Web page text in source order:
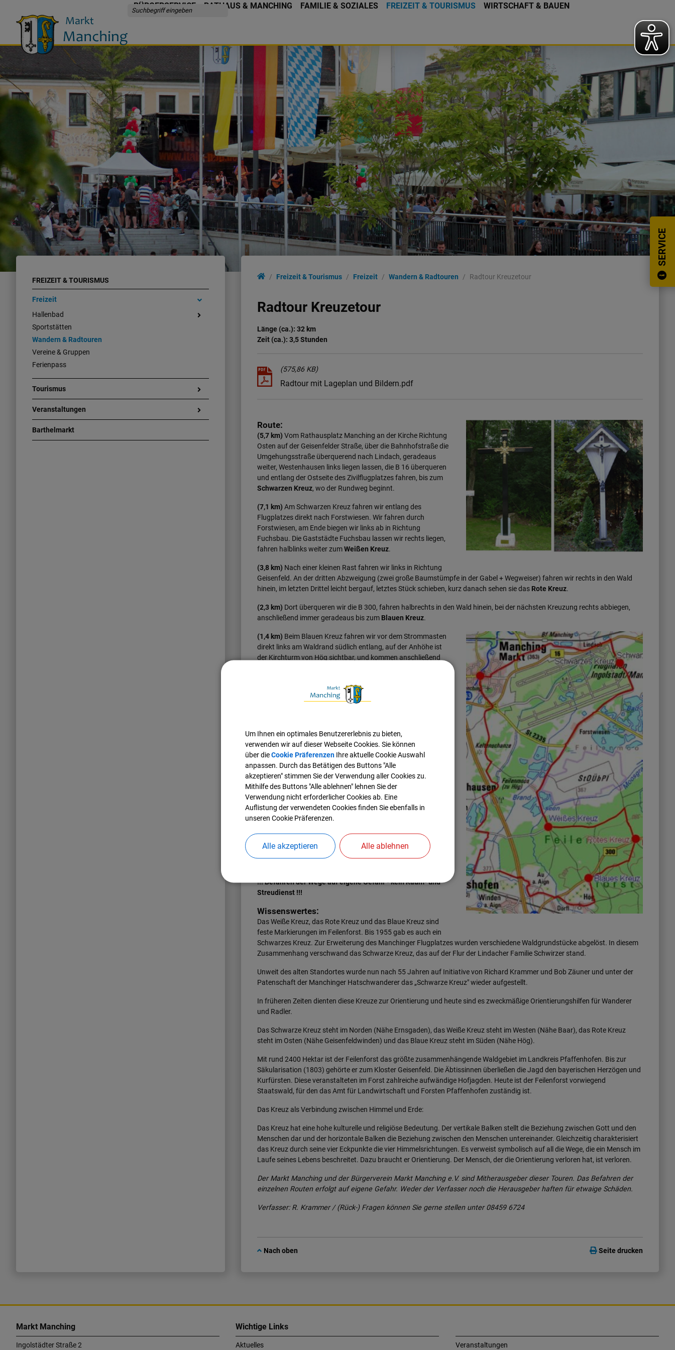
BÜRGERSERVICE RATHAUS & MANCHING FAMILIE & SOZIALES FREIZEIT & TOURISMUS WIRTSCHAFT & BAUEN
SERVICE
FREIZEIT & TOURISMUS
Freizeit
Hallenbad
Sportstätten
Wandern & Radtouren
Vereine & Gruppen
Ferienpass
Tourismus
Veranstaltungen
Barthelmarkt
Freizeit & Tourismus Freizeit Wandern & Radtouren Radtour Kreuzetour
Radtour Kreuzetour
Länge (ca.): 32 km
Zeit (ca.): 3,5 Stunden
(575,86 KB)
Radtour mit Lageplan und Bildern.pdf
Route:
(5,7 km) Vom Rathausplatz Manching an der Kirche Richtung
Osten auf der Geisenfelder Straße, über die Bahnhofstraße die
Umgehungsstraße überquerend nach Lindach, geradeaus
weiter, Westenhausen links liegen lassen, die B 16 überqueren
und entlang der Ostseite des Zivilflugplatzes fahren, bis zum
Schwarzen Kreuz, wo der Rundweg beginnt.
(7,1 km) Am Schwarzen Kreuz fahren wir entlang des
Flugplatzes direkt nach Forstwiesen. Wir fahren durch
Forstwiesen, am Ende biegen wir links ab in Richtung
Fuchsbau. Die Gaststädte Fuchsbau lassen wir rechts liegen,
fahren halblinks weiter zumWeißen Kreuz.
(3,8 km) Nach einer kleinen Rast fahren wir links in Richtung
Geisenfeld. An der dritten Abzweigung (zwei große Baumstümpfe in der Gabel + Wegweiser) fahren wir rechts in den Wald
hinein, im letzten Drittel leicht bergauf, letztes Stück schieben, kurz danach sehen sie das Rote Kreuz.
(2,3 km) Dort überqueren wir die B 300, fahren halbrechts in den Wald hinein, bei der nächsten Kreuzung rechts abbiegen,
anschließend immer geradeaus bis zum Blauen Kreuz.
(1,4 km) Beim Blauen Kreuz fahren wir vor dem Strommasten
direkt links am Waldrand südlich entlang, auf der Anhöhe ist
der Kirchturm von Hög sichtbar, und kommen anschließend
Wir fahren durch Hög bis zur B 300, überqueren diese
und fahren nach Au a. Aign. Biegen unten an der Senke scharf
entlang bis zur querlaufenden Teerstraße, fahren links, am
(6,6 km) Nach einer möglichen Brotzeit fahren wir nördlich
weiter, überqueren die Autobahnbrücke und biegen nach Ende
der Teerstraße links ab. Wir kommen an der Keltenschanze
(viereckiges Waldstück links des Weges, etwa 200 m entfernt)
vorbei, kommen nach einiger Zeit wieder auf eine Teerstraße,
fahren am Reitstall vorbei, biegen halbrechts ab bis zur
Staatsstraße und fahren über die Brücke B 16 nach Manching
zum Rathausplatz und lassen in einer der
!!! Befahren der Wege auf eigene Gefahr - kein Räum- und
Streudienst !!!
Wissenswertes:
Das Weiße Kreuz, das Rote Kreuz und das Blaue Kreuz sind
feste Markierungen im Feilenforst. Bis 1955 gab es auch ein
Schwarzes Kreuz. Zur Erweiterung des Manchinger Flugplatzes wurden verschiedene Waldgrundstücke abgelöst. In diesem
Zusammenhang verschwand das Schwarze Kreuz, das auf der Flur der Lindacher Familie Schwirzer stand.
Unweit des alten Standortes wurde nun nach 55 Jahren auf Initiative von Richard Krammer und Bob Zäuner und unter der
Patenschaft der Manchinger Hatschwanderer das „Schwarze Kreuz" wieder aufgestellt.
In früheren Zeiten dienten diese Kreuze zur Orientierung und heute sind es zweckmäßige Orientierungshilfen für Wanderer
und Radler.
Das Schwarze Kreuz steht im Norden (Nähe Ernsgaden), das Weiße Kreuz steht im Westen (Nähe Baar), das Rote Kreuz
steht im Osten (Nähe Geisenfeldwinden) und das Blaue Kreuz steht im Süden (Nähe Hög).
Mit rund 2400 Hektar ist der Feilenforst das größte zusammenhängende Waldgebiet im Landkreis Pfaffenhofen. Bis zur
Säkularisation (1803) gehörte er zum Kloster Geisenfeld. Die Äbtissinnen überließen die Jagd den bayerischen Herzögen und
Kurfürsten. Diese veranstalteten im Forst zahlreiche aufwändige Hofjagden. Heute ist der Feilenforst vorwiegend
Staatswald, für den das Amt für Landwirtschaft und Forsten Pfaffenhofen zuständig ist.
Das Kreuz als Verbindung zwischen Himmel und Erde:
Das Kreuz hat eine hohe kulturelle und religiöse Bedeutung. Der vertikale Balken stellt die Beziehung zwischen Gott und den
Menschen dar und der horizontale Balken die Beziehung zwischen den Menschen untereinander. Gleichzeitig charakterisiert
das Kreuz durch seine vier Eckpunkte die vier Himmelsrichtungen. Es verweist symbolisch auf all die Wege, die ein Mensch im
Laufe seines Lebens beschreitet. Dazu braucht er Orientierung. Der Mensch, der die Orientierung verloren hat, ist verloren.
Der Markt Manching und der Bürgerverein Markt Manching e.V. sind Mitherausgeber dieser Touren. Das Befahren der
einzelnen Routen erfolgt auf eigene Gefahr. Weder der Verfasser noch die Herausgeber haften für etwaige Schäden.
Verfasser: R. Krammer / (Rück-) Fragen können Sie gerne stellen unter 08459 6724
Nach oben Seite drucken
Markt Manching
Ingolstädter Straße 2
Wichtige Links
Aktuelles Veranstaltungen
Um Ihnen ein optimales Benutzererlebnis zu bieten,
verwenden wir auf dieser Webseite Cookies. Sie können
über dieCookie PräferenzenIhre aktuelle Cookie Auswahl
anpassen. Durch das Betätigen des Buttons "Alle
akzeptieren" stimmen Sie der Verwendung aller Cookies zu.
Mithilfe des Buttons "Alle ablehnen" lehnen Sie der
Verwendung nicht erforderlicher Cookies ab. Eine
Auflistung der verwendeten Cookies finden Sie ebenfalls in
unseren Cookie Präferenzen.
Alle akzeptieren Alle ablehnen